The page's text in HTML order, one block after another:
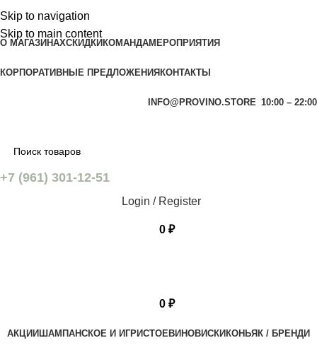
Skip to navigation
Skip to main content
О МАГАЗИНАХСКИДКИ КОМАНДАМЕРОПРИЯТИЯ
КОРПОРАТИВНЫЕ ПРЕДЛОЖЕНИЯ КОНТАКТЫ
INFO@PROVINO.STORE 10:00 – 22:00
+7 (961) 301-12-51
Login / Register
0 ₽
0 ₽
АКЦИИШАМПАНСКОЕ И ИГРИСТОЕВИНОВИСКИКОНЬЯК / БРЕНДИ